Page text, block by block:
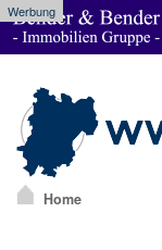
Werbung
Home